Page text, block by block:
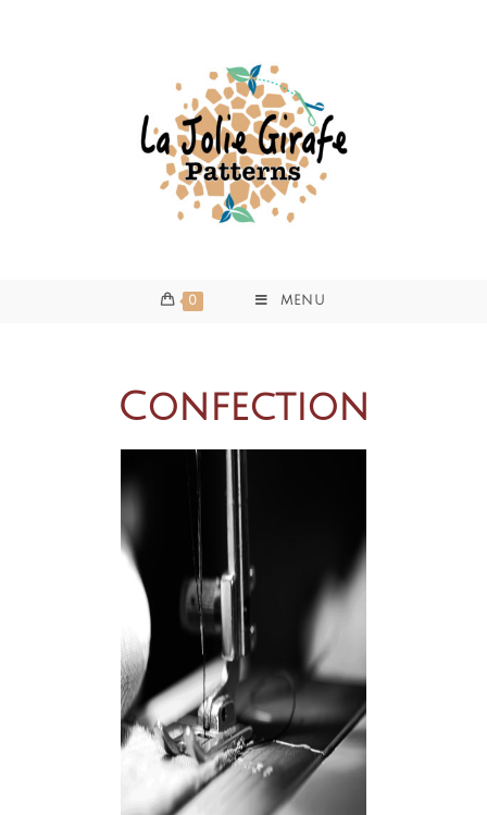
0 MENU
Confection